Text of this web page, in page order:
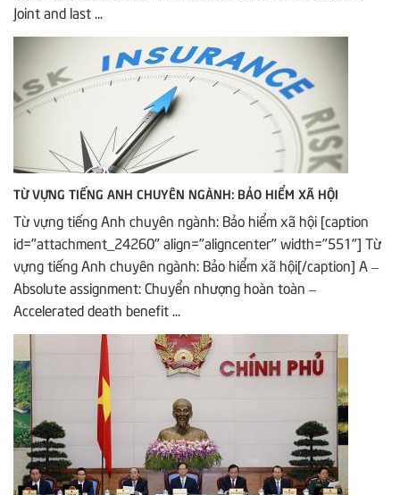
Joint and last ...
TỪ VỰNG TIẾNG ANH CHUYÊN NGÀNH: BẢO HIỂM XÃ HỘI
Từ vựng tiếng Anh chuyên ngành: Bảo hiểm xã hội [caption
id="attachment_24260" align="aligncenter" width="551"] Từ
vựng tiếng Anh chuyên ngành: Bảo hiểm xã hội[/caption] A –
Absolute assignment: Chuyển nhượng hoàn toàn –
Accelerated death benefit ...